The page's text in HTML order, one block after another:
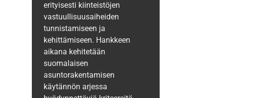
erityisesti kiinteistöjen
vastuullisuusaiheiden
tunnistamiseen ja
kehittämiseen. Hankkeen
aikana kehitetään
suomalaisen
asuntorakentamisen
käytännön arjessa